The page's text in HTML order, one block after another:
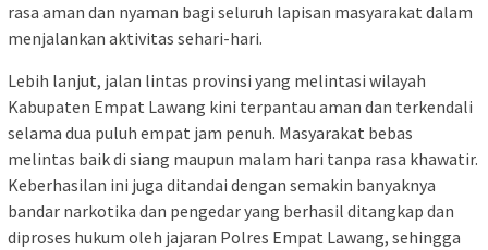
rasa aman dan nyaman bagi seluruh lapisan masyarakat dalam
menjalankan aktivitas sehari-hari.
Lebih lanjut, jalan lintas provinsi yang melintasi wilayah
Kabupaten Empat Lawang kini terpantau aman dan terkendali
selama dua puluh empat jam penuh. Masyarakat bebas
melintas baik di siang maupun malam hari tanpa rasa khawatir.
Keberhasilan ini juga ditandai dengan semakin banyaknya
bandar narkotika dan pengedar yang berhasil ditangkap dan
diproses hukum oleh jajaran Polres Empat Lawang, sehingga